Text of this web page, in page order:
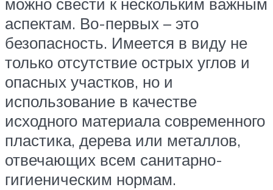
аспектам. Во-первых – это
безопасность. Имеется в виду не
только отсутствие острых углов и
опасных участков, но и
использование в качестве
исходного материала современного
пластика, дерева или металлов,
отвечающих всем санитарно-
гигиеническим нормам.